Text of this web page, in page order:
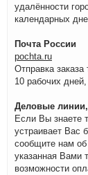
удалённости
календарных
Почта России
pochta.ru
Отправка
10 рабочих
Деловые
Если Вы знаете
устраивает Вас
сообщите нам
указанная Вами
возможности